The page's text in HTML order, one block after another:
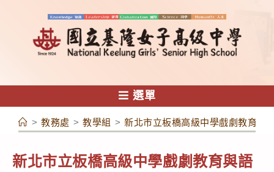
容
選單
> 教務處 > 教學組 > 新北市立板橋高級中學戲劇教育與
新北市立板橋高級中學戲劇教育與語